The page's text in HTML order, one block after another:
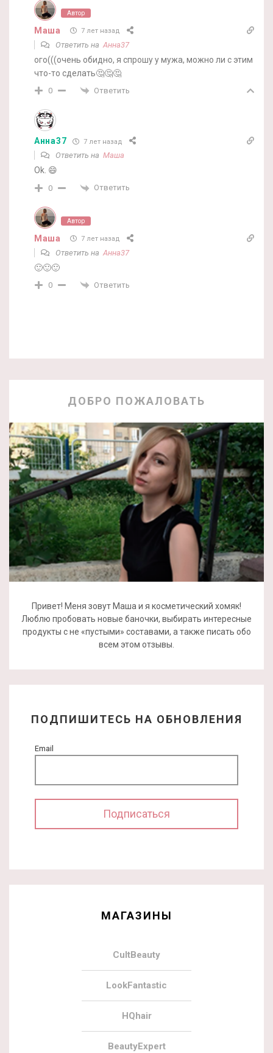
Автор
Маша 7 лет назад
Ответить на Анна37
ого(((очень обидно, я спрошу у мужа, можно ли с этим
что-то сделать🤔🤔🤔
0 Ответить
Анна37 7 лет назад
Ответить на Маша
Ok. 😄
0 Ответить
Автор
Маша 7 лет назад
Ответить на Анна37
🙂🙂🙂
0 Ответить
ДОБРО ПОЖАЛОВАТЬ
Привет! Меня зовут Маша и я косметический хомяк!
Люблю пробовать новые баночки, выбирать интересные
продукты с не «пустыми» составами, а также писать обо
всем этом отзывы.
ПОДПИШИТЕСЬ НА ОБНОВЛЕНИЯ
Email
МАГАЗИНЫ
CultBeauty
LookFantastic
HQhair
BeautyExpert